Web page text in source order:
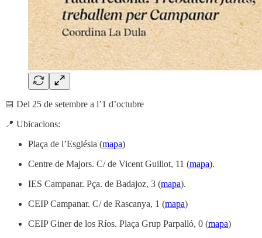
📅 Del 25 de setembre a l’1 d’octubre
📍 Ubicacions:
Plaça de l’Església (mapa)
Centre de Majors. C/ de Vicent Guillot, 11 (mapa).
IES Campanar. Pça. de Badajoz, 3 (mapa).
CEIP Campanar. C/ de Rascanya, 1 (mapa)
CEIP Giner de los Ríos. Plaça Grup Parpalló, 0 (mapa)